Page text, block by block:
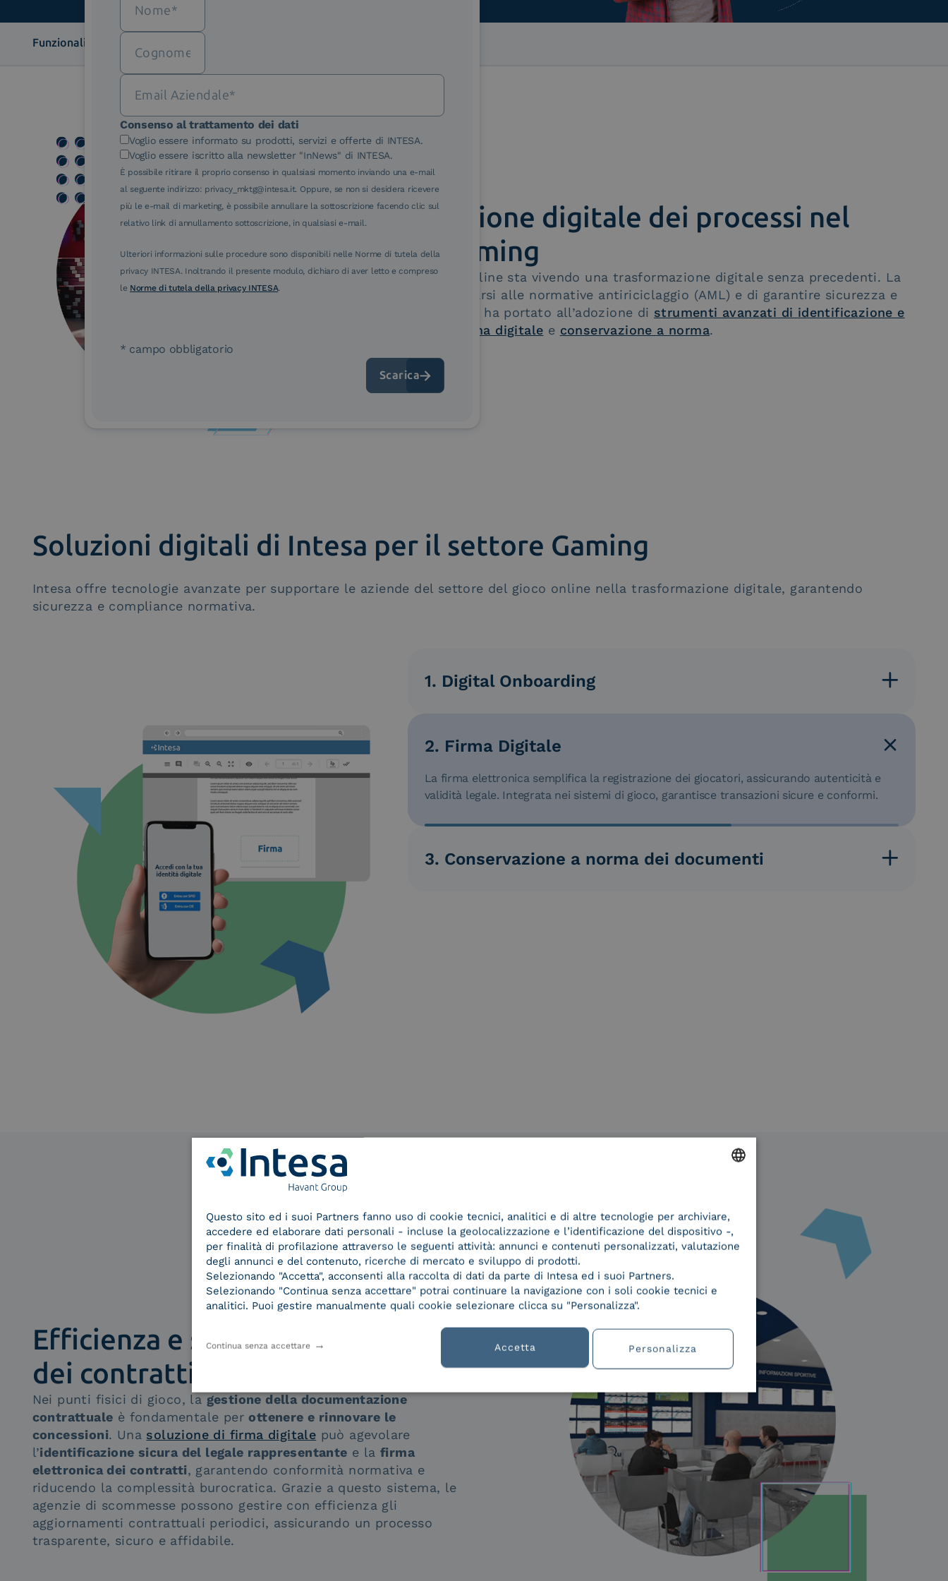
Funzionalità
Ottimizzazione digitale dei processi nel
settore Gaming
Il settore del gioco online sta vivendo una trasformazione digitale senza precedenti. La
necessità di conformarsi alle normative antiriciclaggio (AML) e di garantire sicurezza e
affidabilità agli utenti ha portato all’adozione di strumenti avanzati di identificazione e
firma digitale e conservazione a norma.
Soluzioni digitali di Intesa per il settore Gaming
Intesa offre tecnologie avanzate per supportare le aziende del settore del gioco online nella trasformazione digitale, garantendo
sicurezza e compliance normativa.
1. Digital Onboarding
normative AML, eIDAS e AgID.
2. Firma Digitale
La firma elettronica semplifica la registrazione dei giocatori, assicurando autenticità e
validità legale. Integrata nei sistemi di gioco, garantisce transazioni sicure e conformi.
3. Conservazione a norma dei documenti
Efficienza e sicurezza nella firma
dei contratti di concessione
Nei punti fisici di gioco, la gestione della documentazione
contrattuale è fondamentale perottenere e rinnovare le
concessioni. Una soluzione di firma digitale può agevolare
l’identificazione sicura del legale rappresentante e lafirma
elettronica dei contratti, garantendo conformità normativa e
riducendo la complessità burocratica. Grazie a questo sistema, le
agenzie di scommesse possono gestire con efficienza gli
aggiornamenti contrattuali periodici, assicurando un processo
trasparente, sicuro e affidabile.
Consenso al trattamento dei dati
Voglio essere informato su prodotti, servizi e offerte di INTESA.
Voglio essere iscritto alla newsletter "InNews" di INTESA.
È possibile ritirare il proprio consenso in qualsiasi momento inviando una e-mail
al seguente indirizzo: privacy_mktg@intesa.it. Oppure, se non si desidera ricevere
più le e-mail di marketing, è possibile annullare la sottoscrizione facendo clic sul
relativo link di annullamento sottoscrizione, in qualsiasi e-mail.
Ulteriori informazioni sulle procedure sono disponibili nelle Norme di tutela della
privacy INTESA. Inoltrando il presente modulo, dichiaro di aver letto e compreso
le Norme di tutela della privacy INTESA.
* campo obbligatorio
ITALIAN
Questo sito ed i suoi Partners fanno uso di cookie tecnici, analitici e di altre tecnologie per archiviare,
accedere ed elaborare dati personali - incluse la geolocalizzazione e l’identificazione del dispositivo -,
per finalità di profilazione attraverso le seguenti attività: annunci e contenuti personalizzati, valutazione
degli annunci e del contenuto, ricerche di mercato e sviluppo di prodotti.
Selezionando "Accetta", acconsenti alla raccolta di dati da parte di Intesa ed i suoi Partners.
Selezionando "Continua senza accettare" potrai continuare la navigazione con i soli cookie tecnici e
analitici. Puoi gestire manualmente quali cookie selezionare clicca su "Personalizza".
Accetta
Continua senza accettare Personalizza